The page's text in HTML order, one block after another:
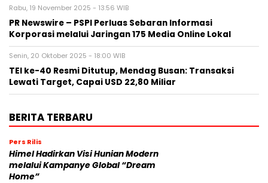
Rabu, 19 November 2025 - 13:56 WIB
PR Newswire – PSPI Perluas Sebaran Informasi
Korporasi melalui Jaringan 175 Media Online Lokal
Senin, 20 Oktober 2025 - 18:00 WIB
TEI ke-40 Resmi Ditutup, Mendag Busan: Transaksi
Lewati Target, Capai USD 22,80 Miliar
BERITA TERBARU
Pers Rilis
Himel Hadirkan Visi Hunian Modern
melalui Kampanye Global “Dream
Home”